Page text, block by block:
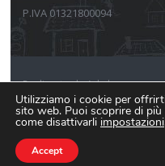
P.IVA 01321800094
Realizzato da Arkeba
Informativa sulla privacy
Informativa estesa Cookie Policy
Utilizziamo i cookie per
sito web. Puoi scoprire di
come disattivarli impostazioni
Accept